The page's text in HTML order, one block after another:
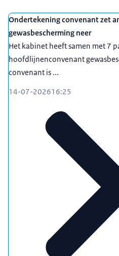
Ondertekening convenant zet
gewasbescherming neer
Het kabinet heeft samen met 7
hoofdlijnenconvenant
convenant is ...
14-07-202616:25